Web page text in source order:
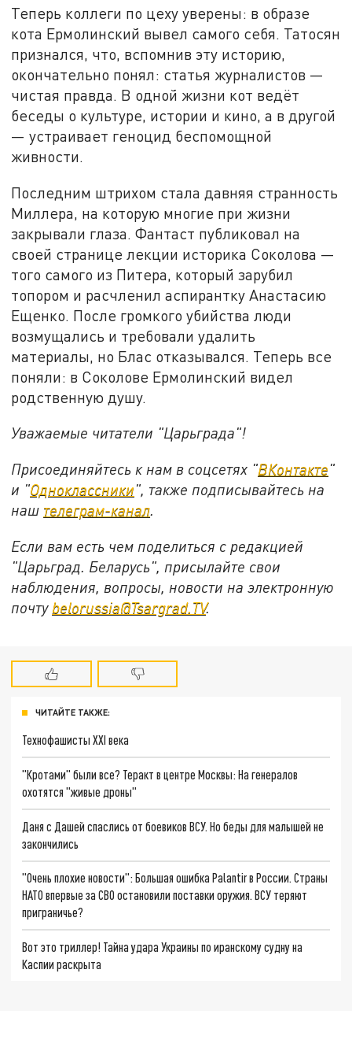
Теперь коллеги по цеху уверены: в образе
кота Ермолинский вывел самого себя. Татосян
признался, что, вспомнив эту историю,
окончательно понял: статья журналистов —
чистая правда. В одной жизни кот ведёт
беседы о культуре, истории и кино, а в другой
— устраивает геноцид беспомощной
живности.
Последним штрихом стала давняя странность
Миллера, на которую многие при жизни
закрывали глаза. Фантаст публиковал на
своей странице лекции историка Соколова —
того самого из Питера, который зарубил
топором и расчленил аспирантку Анастасию
Ещенко. После громкого убийства люди
возмущались и требовали удалить
материалы, но Блас отказывался. Теперь все
поняли: в Соколове Ермолинский видел
родственную душу.
Уважаемые читатели "Царьграда"!
Присоединяйтесь к нам в соцсетях "ВКонтакте"
и "Одноклассники", также подписывайтесь на
наш телеграм-канал.
Если вам есть чем поделиться с редакцией
"Царьград. Беларусь", присылайте свои
наблюдения, вопросы, новости на электронную
почту belorussia@Tsargrad.TV.
ЧИТАЙТЕ ТАКЖЕ:
Технофашисты XXI века
"Кротами" были все? Теракт в центре Москвы: На генералов
охотятся "живые дроны"
Даня с Дашей спаслись от боевиков ВСУ. Но беды для малышей не
закончились
"Очень плохие новости": Большая ошибка Palantir в России. Страны
НАТО впервые за СВО остановили поставки оружия. ВСУ теряют
приграничье?
Вот это триллер! Тайна удара Украины по иранскому судну на
Каспии раскрыта